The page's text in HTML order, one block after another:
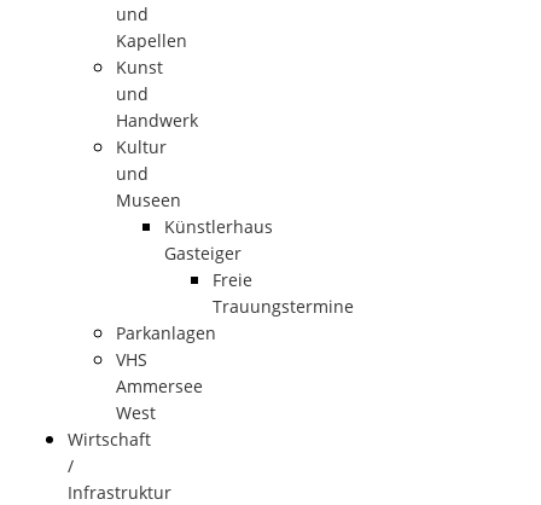
und
Kapellen
Kunst
und
Handwerk
Kultur
und
Museen
Künstlerhaus
Gasteiger
Freie
Trauungstermine
Parkanlagen
VHS
Ammersee
West
Wirtschaft
/
Infrastruktur